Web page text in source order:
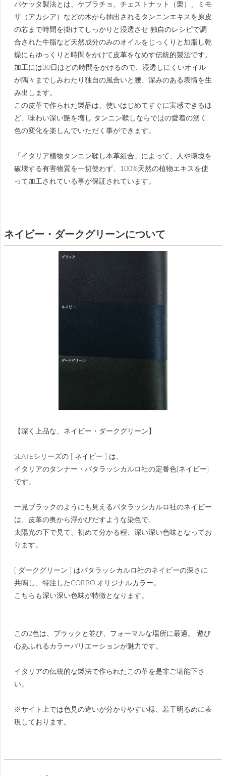
バケッタ製法とは、ケブラチョ、チェストナット（栗）、ミモ
ザ（アカシア）などの木から抽出されるタンニンエキスを原皮
の芯まで時間を掛けてしっかりと浸透させ 独自のレシピで調
合された牛脂など天然成分のみのオイルをじっくりと加脂し乾
燥にもゆっくりと時間をかけて皮革をなめす伝統的製法です。
加工には30日ほどの時間をかけるので、浸透しにくいオイル
が隅々までしみわたり独自の風合いと腰、深みのある表情を生
み出します。
この皮革で作られた製品は、使いはじめてすぐに実感できるほ
ど、味わい深い艶を増し タンニン鞣しならではの愛着の湧く
色の変化を楽しんでいただく事ができます。
「イタリア植物タンニン鞣し本革組合」によって、人や環境を
破壊する有害物質を一切使わず、100%天然の植物エキスを使
って加工されている事が保証されています。
ネイビー・ダークグリーンについて
【深く上品な、ネイビー・ダークグリーン】
SLATEシリーズの [ ネイビー ] は、
イタリアのタンナー・バタラッシカルロ社の定番色[ネイビー]
です。
一見ブラックのようにも見えるバタラッシカルロ社のネイビー
は、皮革の奥から浮かびだすような染色で、
太陽光の下で見て、初めて分かる程、深い深い色味となってお
ります。
[ ダークグリーン ] はバタラッシカルロ社のネイビーの深さに
共鳴し、特注したCORBO.オリジナルカラー。
こちらも深い深い色味が特徴となります。
この2色は、ブラックと並び、フォーマルな場所に最適。 遊び
心あふれるカラーバリエーションが魅力です。
イタリアの伝統的な製法で作られたこの革を是非ご堪能下さ
い。
※サイト上では色見の違いが分かりやすい様、若干明るめに表
現しております。